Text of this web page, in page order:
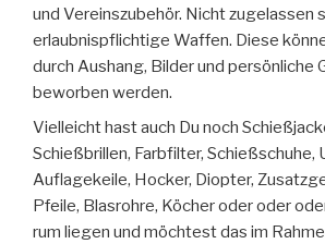
und Vereinszubehör. Nicht zugelassen
erlaubnispflichtige Waffen. Diese
durch Aushang, Bilder und persönliche
beworben werden.
Vielleicht hast auch Du noch
Schießbrillen, Farbfilter, Schießschuhe,
Auflagekeile, Hocker, Diopter,
Pfeile, Blasrohre, Köcher oder oder
rum liegen und möchtest das im